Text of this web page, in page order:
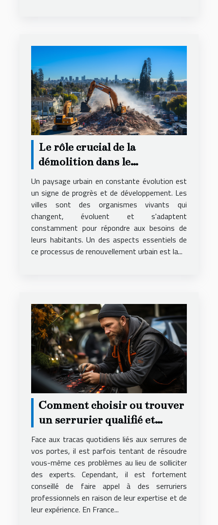
Le rôle crucial de la
démolition dans le
renouvellement urbain
Un paysage urbain en constante évolution est
un signe de progrès et de développement. Les
villes sont des organismes vivants qui
changent, évoluent et s'adaptent
constamment pour répondre aux besoins de
leurs habitants. Un des aspects essentiels de
ce processus de renouvellement urbain est la...
Comment choisir ou trouver
un serrurier qualifié et
compétent ?
Face aux tracas quotidiens liés aux serrures de
vos portes, il est parfois tentant de résoudre
vous-même ces problèmes au lieu de solliciter
des experts. Cependant, il est fortement
conseillé de faire appel à des serruriers
professionnels en raison de leur expertise et de
leur expérience. En France...